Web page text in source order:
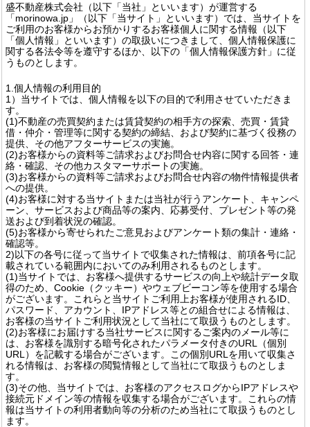
盛不動産株式会社（以下「当社」といいます）が運営する
「morinowa.jp」（以下「当サイト」といいます）では、当サイトを
ご利用のお客様からお預かりするお客様個人に関する情報（以下
「個人情報」といいます）の取扱いにつきまして、個人情報保護に
関する各法令等を遵守するほか、以下の「個人情報保護方針」に従
うものとします。
1.個人情報の利用目的
1）当サイトでは、個人情報を以下の目的で利用させていただきま
す。
(1)不動産の売買契約または賃貸契約の相手方の探索、売買・賃貸
借・仲介・管理等に関する契約の締結、および契約に基づく役務の
提供、その他アフターサービスの実施。
(2)お客様からの資料等ご請求およびお問合せ内容に関する回答・連
絡・確認、その他カスタマーサポートの実施。
(3)お客様からの資料等ご請求およびお問合せ内容の物件情報提供者
への提供。
(4)お客様に対する当サイトまたは当社が行うアンケート、キャンペ
ーン、サービスおよび商品等の案内、応募受付、プレゼント等の発
送および到着状況の確認。
(5)お客様から寄せられたご意見およびアンケート類の集計・連絡・
確認等。
2)以下の各号に従って当サイトで収集された情報は、前項各号に記
載されている範囲内においてのみ利用されるものとします。
(1)当サイトでは、お客様へ提供するサービスの向上や統計データ取
得のため、Cookie（クッキー）やウェブビーコン等を使用する場合
がございます。これらと当サイトご利用上お客様が使用されるID、
パスワード、アカウント、IPアドレス等との組合せによる情報は、
お客様の当サイトご利用状況として当社にて取扱うものとします。
(2)お客様にお届けする当社サービスに関するご案内のメール等に
は、お客様を識別する暗号化されたパラメータ付きのURL（個別
URL）を記載する場合がございます。この個別URLを用いて収集さ
れる情報は、お客様の閲覧情報として当社にて取扱うものとしま
す。
(3)その他、当サイトでは、お客様のアクセスログからIPアドレスや
接続元ドメイン等の情報を収集する場合がございます。これらの情
報は当サイトの利用者動向等の分析のため当社にて取扱うものとし
ます。